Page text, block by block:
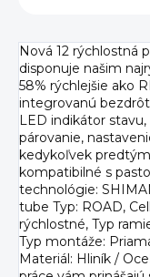
Nová 12 rýchlostná
disponuje našim
58% rýchlejšie ako
integrovanú
LED indikátor
párovanie,
kedykoľvek
kompatibilné s
technológie:
tube Typ: ROAD,
rýchlostné, Typ
Typ montáže:
Materiál: Hliník /